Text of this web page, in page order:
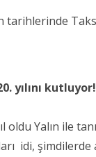
tarihlerinde
yılını kutluyor!
Yalın ile
idi, şimdilerde